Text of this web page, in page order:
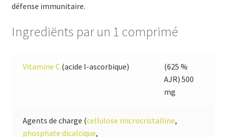
défense immunitaire.
Ingrediënts par un 1 comprimé
Vitamine C (acide l-ascorbique)
(625 %
AJR) 500
mg
Agents de charge (cellulose microcristalline,
phosphate dicalcique,